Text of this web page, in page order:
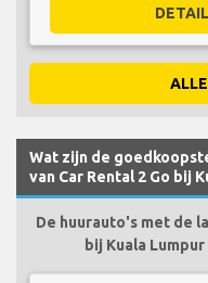
Wat zijn de
van Car Rental 2 Go bij
De huurauto's met de
bij Kuala